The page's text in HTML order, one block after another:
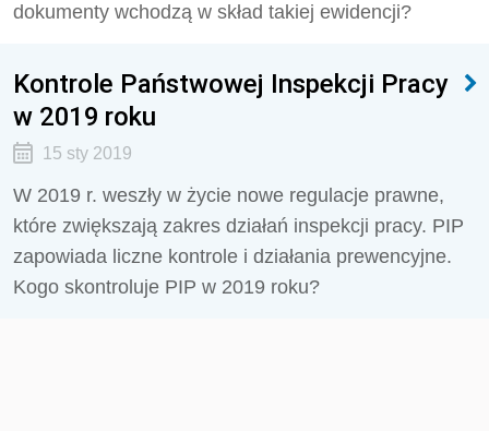
dokumenty wchodzą w skład takiej ewidencji?
Kontrole Państwowej Inspekcji Pracy
w 2019 roku
15 sty 2019
W 2019 r. weszły w życie nowe regulacje prawne,
które zwiększają zakres działań inspekcji pracy. PIP
zapowiada liczne kontrole i działania prewencyjne.
Kogo skontroluje PIP w 2019 roku?